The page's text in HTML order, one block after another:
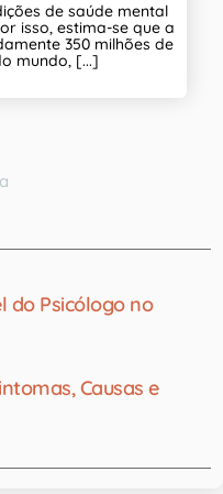
de saúde mental
isso, estima-se que a
350 milhões de
mundo, [...]
do Psicólogo no
Causas e